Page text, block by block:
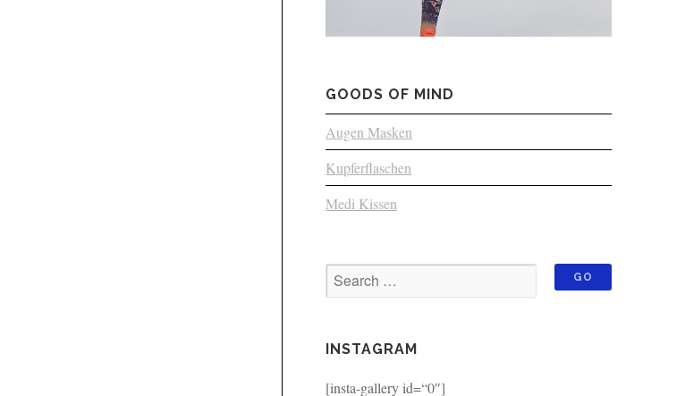
GOODS OF MIND
Augen Masken
Kupferflaschen
Medi Kissen
INSTAGRAM
[insta-gallery id=“0″]